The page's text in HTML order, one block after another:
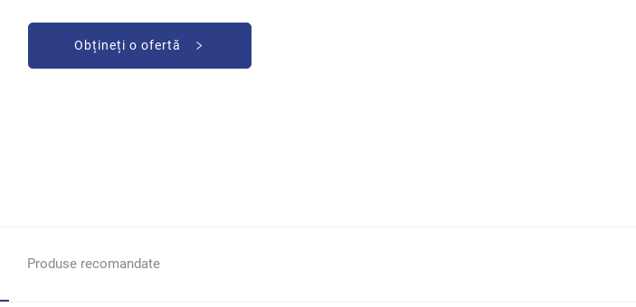
Obțineți o ofertă
Produse recomandate